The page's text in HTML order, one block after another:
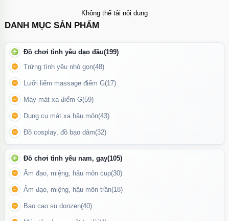
Chai hít The Glenburgie 98 Aged có dung tích 10ml
Không thể tải nội dung
DANH MỤC SẢN PHẨM
Đồ chơi tình yêu dạo đầu(199)
Trứng tình yêu nhỏ gọn(48)
Lưỡi liếm massage điểm G(17)
Máy mát xa điểm G(59)
Dụng cụ mát xa hậu môn(43)
Đồ cosplay, đồ bạo dâm(32)
Đồ chơi tình yêu nam, gay(105)
Âm đạo, miệng, hậu môn cup(30)
Âm đạo, miệng, hậu môn trần(18)
Bao cao su donzen(40)